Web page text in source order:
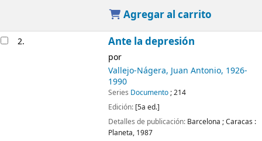
Agregar al carrito
2. Ante la depresión
por
Vallejo-Nágera, Juan Antonio, 1926-
1990
Series Documento; 214
Edición: [5a ed.]
Detalles de publicación: Barcelona ; Caracas :
Planeta, 1987